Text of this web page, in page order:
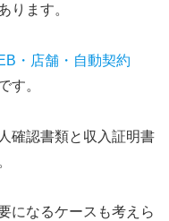
ります。
・店舗・自動契約
す。
確認書類と収入証明書
になるケースも考えら